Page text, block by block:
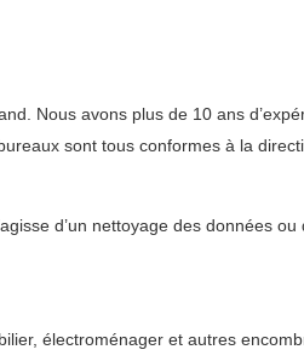
Nous avons plus de 10 ans
sont tous conformes à la
d’un nettoyage des données
électroménager et autres